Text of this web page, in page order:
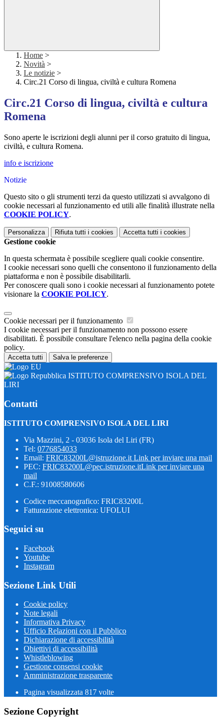
Home >
Novità >
Le notizie >
Circ.21 Corso di lingua, civiltà e cultura Romena
Circ.21 Corso di lingua, civiltà e cultura
Romena
Sono aperte le iscrizioni degli alunni per il corso gratuito di lingua,
civiltà, e cultura Romena.
info e iscrizione
Notizie
Questo sito o gli strumenti terzi da questo utilizzati si avvalgono di
cookie necessari al funzionamento ed utili alle finalità illustrate nella
COOKIE POLICY.
Personalizza Rifiuta tutti i cookies Accetta tutti i cookies
Gestione cookie
In questa schermata è possibile scegliere quali cookie consentire.
I cookie necessari sono quelli che consentono il funzionamento della
piattaforma e non è possibile disabilitarli.
Per conoscere quali sono i cookie necessari al funzionamento potete
visionare la COOKIE POLICY.
Cookie necessari per il funzionamento
I cookie necessari per il funzionamento non possono essere
disabilitati. È possibile consultare l'elenco nella pagina della cookie
policy.
Accetta tutti Salva le preferenze
ISTITUTO COMPRENSIVO ISOLA DEL
LIRI
Contatti
ISTITUTO COMPRENSIVO ISOLA DEL LIRI
Via Mazzini, 2 - 03036 Isola del Liri (FR)
Tel: 0776854033
Email: FRIC83200L@istruzione.it Link per inviare una mail
PEC: FRIC83200L@pec.istruzione.itLink per inviare una
mail
C.F.: 91008580606
Codice meccanografico: FRIC83200L
Fatturazione elettronica: UFOLUI
Seguici su
Facebook
Youtube
Instagram
Sezione Link Utili
Cookie policy
Note legali
Informativa Privacy
Ufficio Relazioni con il Pubblico
Dichiarazione di accessibilità
Obiettivi di accessibilità
Whistleblowing
Gestione consensi cookie
Amministrazione trasparente
Pagina visualizzata 817 volte
Sezione Copyright